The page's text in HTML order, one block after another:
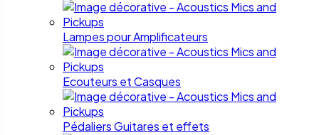
Lampes pour Amplificateurs
Ecouteurs et Casques
Pédaliers Guitares et effets